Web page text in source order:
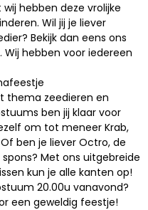
hebben deze vrolijke
Wil jij je liever
Bekijk dan eens ons
. Wij hebben voor iedereen
thema zeedieren en
ben jij klaar voor
om tot meneer Krab,
ben je liever Octro, de
Met ons uitgebreide
kun je alle kanten op!
20.00u vanavond?
een geweldig feestje!